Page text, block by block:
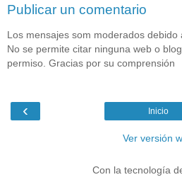
Publicar un comentario
Los mensajes som moderados debido
No se permite citar ninguna web o
permiso. Gracias por su comprensión
‹ Inicio
Ver versión
Con la tecnología